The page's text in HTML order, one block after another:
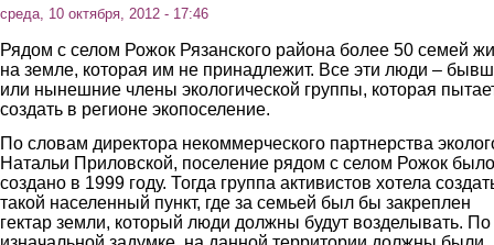
среда, 10 октября, 2012 - 17:46
Рядом с селом Рожок Рязанского района более 50 семей
на земле, которая им не принадлежит. Все эти люди –
или нынешние члены экологической группы, которая
создать в регионе экопоселение.
По словам директора некоммерческого партнерства
Натальи Приловской, поселение рядом с селом Рожок было
создано в 1999 году. Тогда группа активистов хотела
такой населенный пункт, где за семьей был бы закреплен
гектар земли, который люди должны будут возделывать. По